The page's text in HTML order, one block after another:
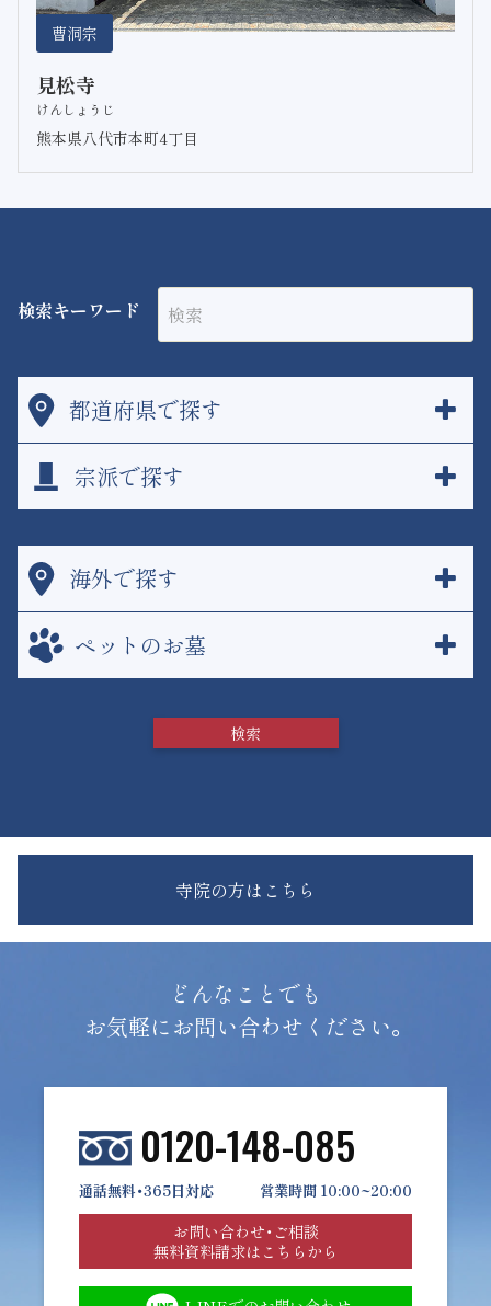
曹洞宗
見松寺
けんしょうじ
熊本県八代市本町4丁目
検索キーワード
都道府県で探す
宗派で探す
海外で探す
ペットのお墓
寺院の方はこちら
どんなことでも
お気軽にお問い合わせください。
0120-148-085
通話無料・365日対応 営業時間 10:00~20:00
お問い合わせ・ご相談
無料資料請求はこちらから